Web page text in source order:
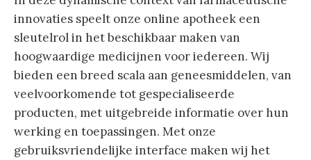
innovaties speelt onze online apotheek een
sleutelrol in het beschikbaar maken van
hoogwaardige medicijnen voor iedereen. Wij
bieden een breed scala aan geneesmiddelen, van
veelvoorkomende tot gespecialiseerde
producten, met uitgebreide informatie over hun
werking en toepassingen. Met onze
gebruiksvriendelijke interface maken wij het